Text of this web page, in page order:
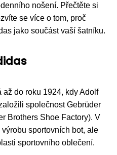
nošení. Přečtěte si
se více o tom, proč
jako součást vaší šatníku.
do roku 1924, kdy Adolf
společnost Gebrüder
Brothers Shoe Factory). V
sportovních bot, ale
sportovního oblečení.